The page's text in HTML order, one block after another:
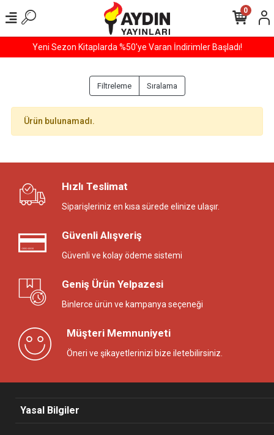
Yeni Sezon Kitaplarda %50'ye Varan İndirimler Başladı!
0
Filtreleme Sıralama
Ürün bulunamadı.
Hızlı Teslimat
Siparişleriniz en kısa sürede elinize ulaşır.
Güvenli Alışveriş
Güvenli ve kolay ödeme sistemi
Geniş Ürün Yelpazesi
Binlerce ürün ve kampanya seçeneği
Müşteri Memnuniyeti
Öneri ve şikayetlerinizi bize iletebilirsiniz.
Yasal Bilgiler